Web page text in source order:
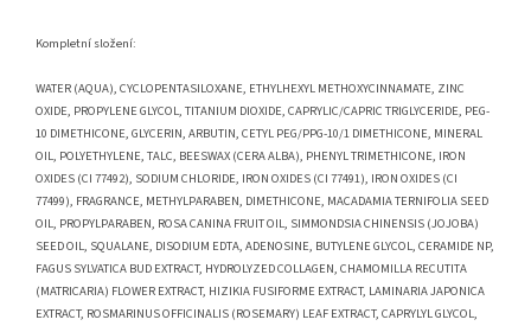
Kompletní složení:
WATER (AQUA), CYCLOPENTASILOXANE, ETHYLHEXYL METHOXYCINNAMATE, ZINC
OXIDE, PROPYLENE GLYCOL, TITANIUM DIOXIDE, CAPRYLIC/CAPRIC TRIGLYCERIDE, PEG-
10 DIMETHICONE, GLYCERIN, ARBUTIN, CETYL PEG/PPG-10/1 DIMETHICONE, MINERAL
OIL, POLYETHYLENE, TALC, BEESWAX (CERA ALBA), PHENYL TRIMETHICONE, IRON
OXIDES (CI 77492), SODIUM CHLORIDE, IRON OXIDES (CI 77491), IRON OXIDES (CI
77499), FRAGRANCE, METHYLPARABEN, DIMETHICONE, MACADAMIA TERNIFOLIA SEED
OIL, PROPYLPARABEN, ROSA CANINA FRUIT OIL, SIMMONDSIA CHINENSIS (JOJOBA)
SEED OIL, SQUALANE, DISODIUM EDTA, ADENOSINE, BUTYLENE GLYCOL, CERAMIDE NP,
FAGUS SYLVATICA BUD EXTRACT, HYDROLYZED COLLAGEN, CHAMOMILLA RECUTITA
(MATRICARIA) FLOWER EXTRACT, HIZIKIA FUSIFORME EXTRACT, LAMINARIA JAPONICA
EXTRACT, ROSMARINUS OFFICINALIS (ROSEMARY) LEAF EXTRACT, CAPRYLYL GLYCOL,